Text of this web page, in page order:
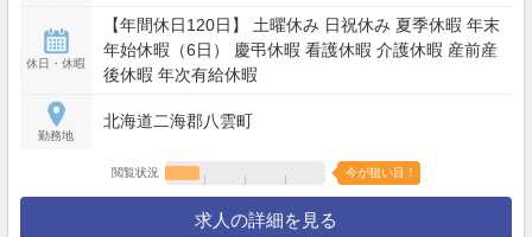
休日・休暇
【年間休日120日】 土曜休み 日祝休み 夏季休暇 年末
年始休暇（6日） 慶弔休暇 看護休暇 介護休暇 産前産
後休暇 年次有給休暇
勤務地
北海道二海郡八雲町
閲覧状況 今が狙い目！
求人の詳細を見る